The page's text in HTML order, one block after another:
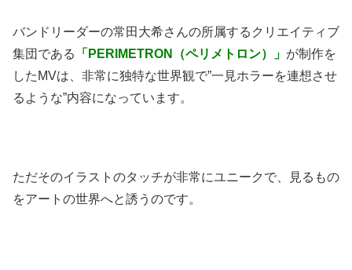
バンドリーダーの常田大希さんの所属するクリエイティブ
集団である
「PERIMETRON（ペリメトロン）」 が制作を
したMVは、非常に独特な世界観で”一見ホラーを連想させ
るような”内容になっています。
ただそのイラストのタッチが非常にユニークで、見るもの
をアートの世界へと誘うのです。